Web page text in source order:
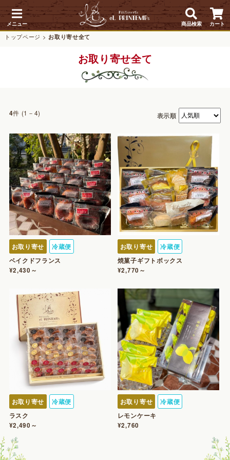
メニュー 商品検索 カート
トップページ > お取り寄せ全て
お取り寄せ全て
4件 (1－4) 表示順
お取り寄せ
冷蔵便
ベイクドフランス
¥2,430～
お取り寄せ
冷蔵便
焼菓子ギフトボックス
¥2,770～
お取り寄せ
冷蔵便
ラスク
¥2,490～
お取り寄せ
冷蔵便
レモンケーキ
¥2,760